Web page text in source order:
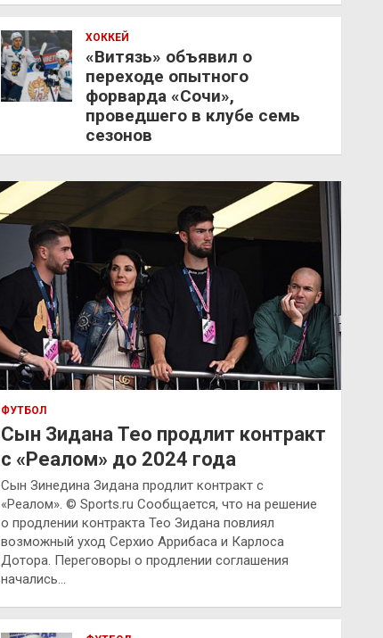
ХОККЕЙ
«Витязь» объявил о
переходе опытного
форварда «Сочи»,
проведшего в клубе семь
сезонов
ФУТБОЛ
Сын Зидана Тео продлит контракт
с «Реалом» до 2024 года
Сын Зинедина Зидана продлит контракт с
«Реалом». © Sports.ru Сообщается, что на решение
о продлении контракта Тео Зидана повлиял
возможный уход Серхио Аррибаса и Карлоса
Дотора. Переговоры о продлении соглашения
начались…